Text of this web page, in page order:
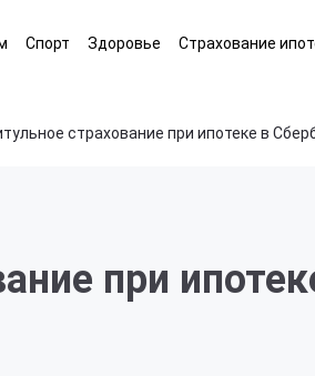
Спорт Здоровье Страхование
страхование при ипотеке в
при